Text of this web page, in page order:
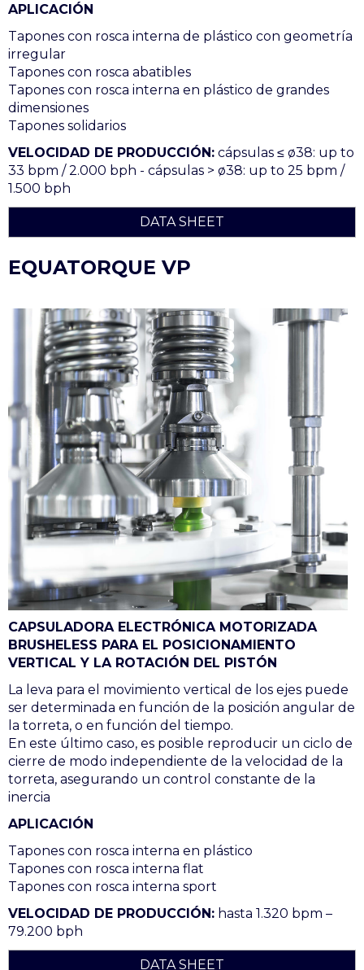
APLICACIÓN
Tapones con rosca interna de plástico con geometría
irregular
Tapones con rosca abatibles
Tapones con rosca interna en plástico de grandes
dimensiones
Tapones solidarios
VELOCIDAD DE PRODUCCIÓN: cápsulas ≤ ø38: up to
33 bpm / 2.000 bph - cápsulas > ø38: up to 25 bpm /
1.500 bph
DATA SHEET
EQUATORQUE VP
CAPSULADORA ELECTRÓNICA MOTORIZADA
BRUSHELESS PARA EL POSICIONAMIENTO
VERTICAL Y LA ROTACIÓN DEL PISTÓN
La leva para el movimiento vertical de los ejes puede
ser determinada en función de la posición angular de
la torreta, o en función del tiempo.
En este último caso, es posible reproducir un ciclo de
cierre de modo independiente de la velocidad de la
torreta, asegurando un control constante de la
inercia
APLICACIÓN
Tapones con rosca interna en plástico
Tapones con rosca interna flat
Tapones con rosca interna sport
VELOCIDAD DE PRODUCCIÓN: hasta 1.320 bpm –
79.200 bph
DATA SHEET